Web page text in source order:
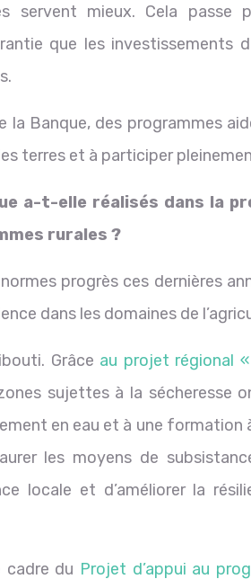
servent mieux. Cela
que les investissements
la Banque, des programmes
terres et à participer
a-t-elle réalisés dans la
rurales ?
progrès ces dernières
dans les domaines de
Grâce au projet régional
sujettes à la sécheresse
en eau et à une
les moyens de
locale et d’améliorer la
cadre du Projet d’appui au